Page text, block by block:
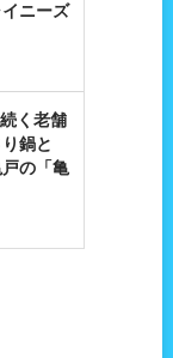
ニーズ
く老舗
鍋と
の「亀